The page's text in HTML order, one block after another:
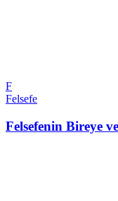
F
Felsefe
Felsefenin Bireye